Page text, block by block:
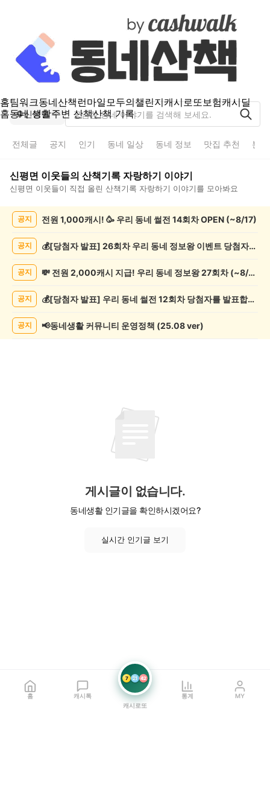
홈팀워크동네산책런마일모두의챌린지캐시로또보험캐시딜
홈동네 생활주변 산책산책 기록
신평면
전체글 공지 인기 동네 일상 동네 정보 맛집 추천 분
신평면 이웃들의 산책기록 자랑하기 이야기
신평면 이웃들이 직접 올린 산책기록 자랑하기 이야기를 모아봐요
게
공지 전원 1,000캐시! 🥳 우리 동네 썰전 14회차 OPEN (~8/17)
공지 💰[당첨자 발표] 26회차 우리 동네 정보왕 이벤트 당첨자를 발표합니다!
공지 💸 전원 2,000캐시 지급! 우리 동네 정보왕 27회차 (~8/10)
공지 💰[당첨자 발표] 우리 동네 썰전 12회차 당첨자를 발표합니다!
공지 📢동네생활 커뮤니티 운영정책 (25.08 ver)
게시글이 없습니다.
동네생활 인기글을 확인하시겠어요?
실시간 인기글 보기
홈 캐시톡
7 21 42
캐시로또
통계 MY